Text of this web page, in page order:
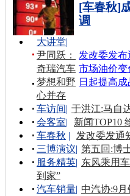
[车春秋]
调
发改委发
市场油价变
日起提高
大讲堂|
尹同跃：
奇瑞汽车
梦想和野
心并存
车访间| 于洪江:马自
会客室|
新闻TOP10
车春秋 |
发改委发通
三博演议| 第五回:博
服务精英| 东风乘用
到家”
汽车销量| 中汽协:9